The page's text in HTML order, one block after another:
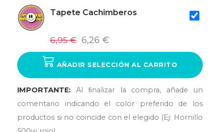
Tapete Cachimberos
6,95 € 6,26 €
AÑADIR SELECCIÓN AL CARRITO
IMPORTANTE: Al ﬁnalizar la compra, añade un
comentario indicando el color preferido de los
productos si no coincide con el elegido (Ej: Hornillo